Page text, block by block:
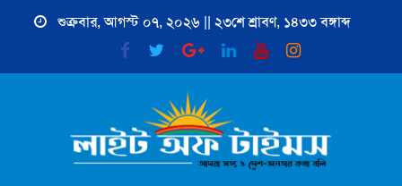
শুক্রবার, আগস্ট ০৭, ২০২৬ || ২৩শে শ্রাবণ, ১৪৩৩ বঙ্গাব্দ